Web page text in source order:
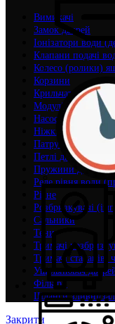
Вимикачі
Замок дверей
Іонізатори води
Клапани подачі
Колесо (ролики)
Корзини
Крильчатки
Модулі (плати)
Насоси (помпи)
Ніжки
Патрубки
Петлі дверей
Пружини дверей
Реле рівня води
Різне
Розбризкувачі
Сальники
Тени
Тримачі
Тримачі стаканів,
Ущільнювач
Фільтри
Шланги зливні/
Закрити